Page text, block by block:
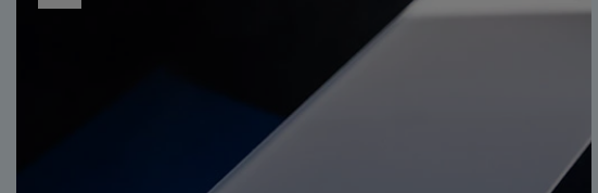
(POLYMETHYLMETHACRYLAAT)
PP (POLYPROPYLENE)